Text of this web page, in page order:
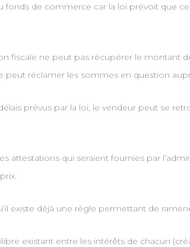
fonds de commerce car la loi prévoit que
fiscale ne peut pas récupérer le montant
réclamer les sommes en question
prévus par la loi, le vendeur peut se
attestations qui seraient fournies par
existe déjà une règle permettant de
existant entre les intérêts de chacun